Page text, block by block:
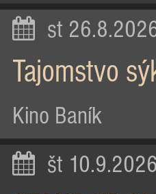
st
Tajomstvo
Kino Baník
št 10.9.2026